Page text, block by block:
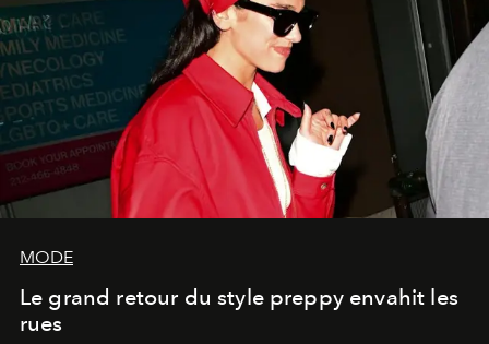
MODE
Le grand retour du style preppy envahit les
rues